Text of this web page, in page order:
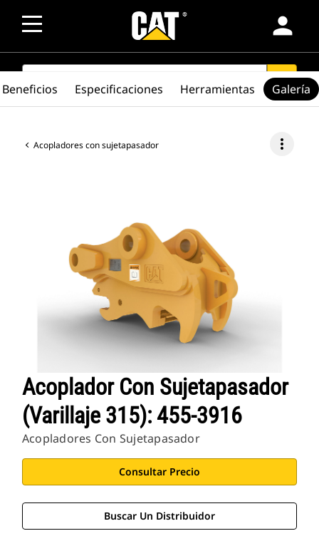
person
SEARCH search
Acopladores con sujetapasador more_vert
Acoplador Con Sujetapasador
(Varillaje 315): 455-3916
Acopladores Con Sujetapasador
Consultar Precio
Buscar Un Distribuidor
Beneficios Especificaciones Herramientas Galería